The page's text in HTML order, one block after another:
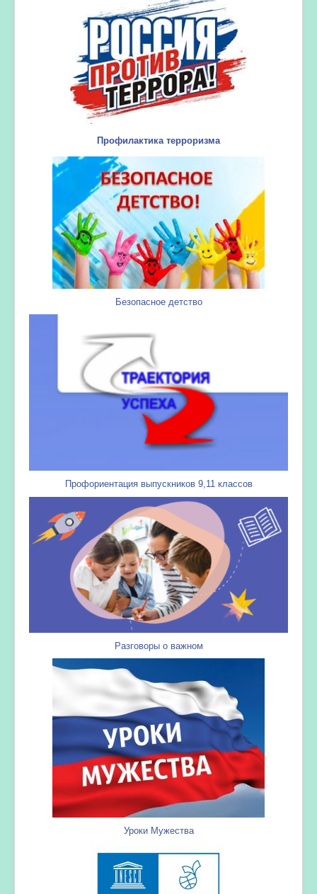
Профилактика терроризма
Безопасное детство
Профориентация выпускников 9,11 классов
Разговоры о важном
Уроки Мужества